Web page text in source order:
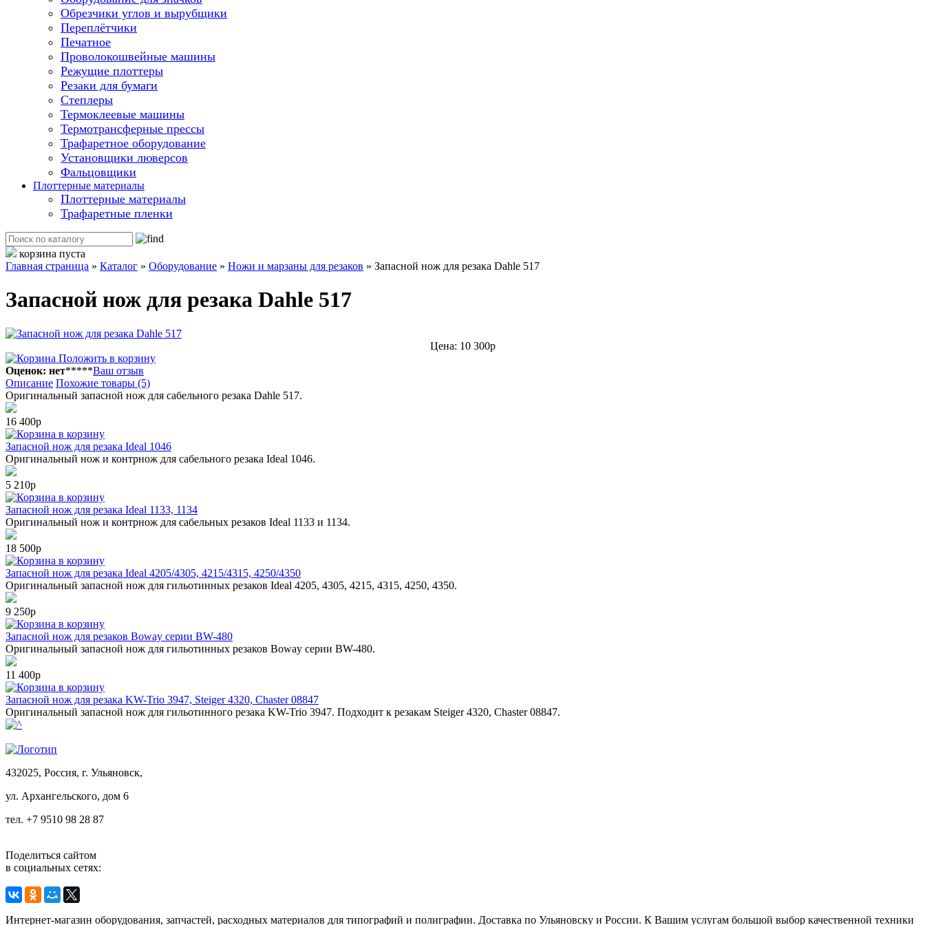
Обрезчики углов и вырубщики
Переплётчики
Печатное
Проволокошвейные машины
Режущие плоттеры
Резаки для бумаги
Степлеры
Термоклеевые машины
Термотрансферные прессы
Трафаретное оборудование
Установщики люверсов
Фальцовщики
Плоттерные материалы
Плоттерные материалы
Трафаретные пленки
корзина пуста
Главная страница » Каталог » Оборудование » Ножи и марзаны для резаков » Запасной нож для резака Dahle 517
Запасной нож для резака Dahle 517
Цена: 10 300р
Положить в корзину
Оценок: нет*****Ваш отзыв
Описание Похожие товары (5)
Оригинальный запасной нож для сабельного резака Dahle 517.
16 400р
в корзину
Запасной нож для резака Ideal 1046
Оригинальный нож и контрнож для сабельного резака Ideal 1046.
5 210р
в корзину
Запасной нож для резака Ideal 1133, 1134
Оригинальный нож и контрнож для сабельных резаков Ideal 1133 и 1134.
18 500р
в корзину
Запасной нож для резака Ideal 4205/4305, 4215/4315, 4250/4350
Оригинальный запасной нож для гильотинных резаков Ideal 4205, 4305, 4215, 4315, 4250, 4350.
9 250р
в корзину
Запасной нож для резаков Boway серии BW-480
Оригинальный запасной нож для гильотинных резаков Boway серии BW-480.
11 400р
в корзину
Запасной нож для резака KW-Trio 3947, Steiger 4320, Chaster 08847
Оригинальный запасной нож для гильотинного резака KW-Trio 3947. Подходит к резакам Steiger 4320, Chaster 08847.
432025, Россия, г. Ульяновск,
ул. Архангельского, дом 6
тел. +7 9510 98 28 87
Поделиться сайтом
в социальных сетях:
Интернет-магазин оборудования, запчастей, расходных материалов для типографий и полиграфии. Доставка по Ульяновску и России. К Вашим услугам большой выбор качественной техники